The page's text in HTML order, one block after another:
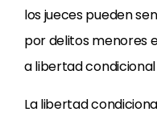
los jueces pueden
por delitos menores
a libertad
La libertad